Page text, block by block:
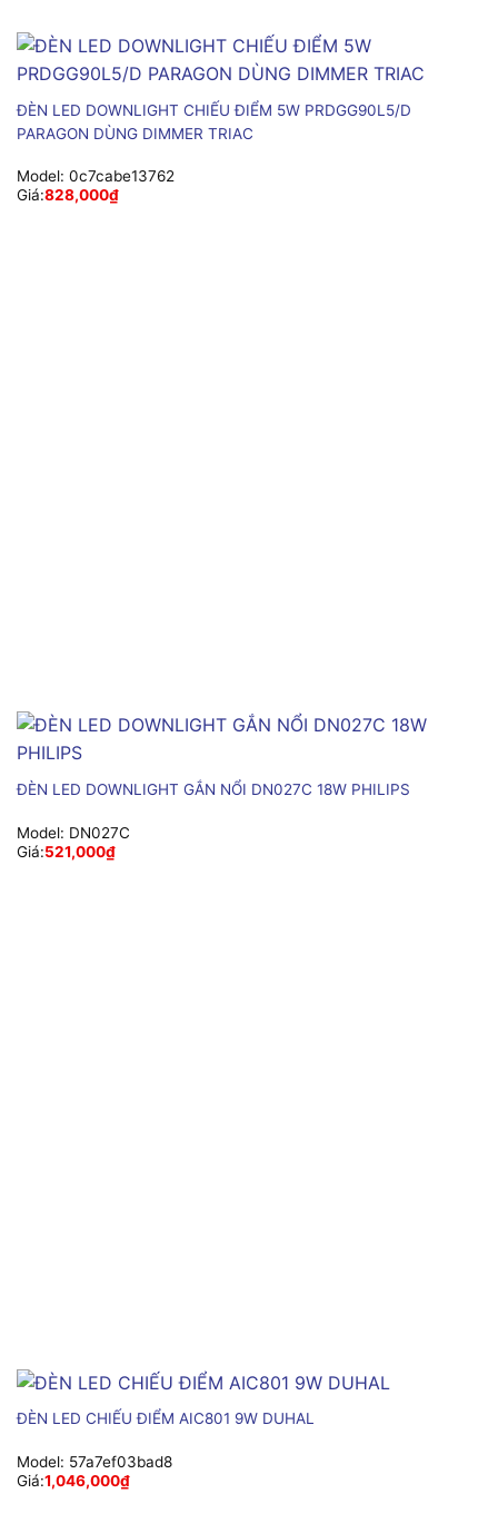
ĐÈN LED DOWNLIGHT CHIẾU ĐIỂM 5W PRDGG90L5/D
PARAGON DÙNG DIMMER TRIAC
Model: 0c7cabe13762
Giá:828,000₫
ĐÈN LED DOWNLIGHT GẮN NỔI DN027C 18W PHILIPS
Model: DN027C
Giá:521,000₫
ĐÈN LED CHIẾU ĐIỂM AIC801 9W DUHAL
Model: 57a7ef03bad8
Giá:1,046,000₫